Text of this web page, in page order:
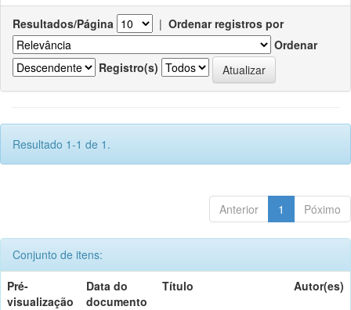
Resultados/Página | Ordenar registros por
Ordenar
Registro(s)
Resultado 1-1 de 1.
Anterior 1 Póximo
Conjunto de itens:
Pré-
visualização
Data do
documento
Título Autor(es)